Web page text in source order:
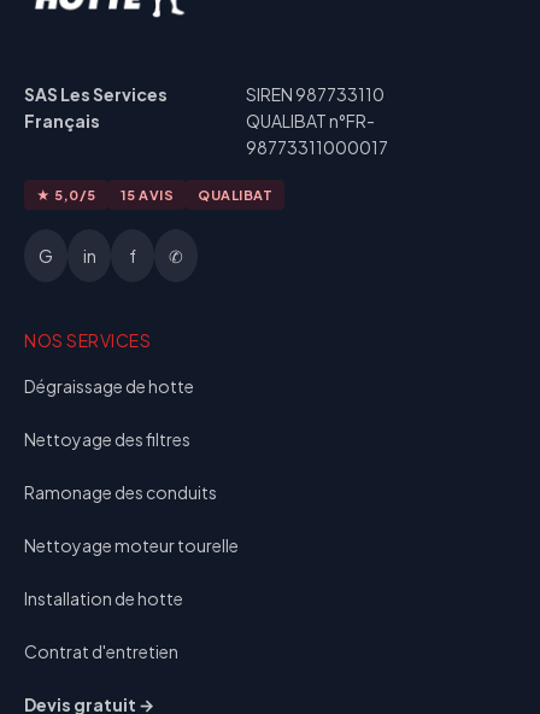
SAS Les Services
Français
SIREN 987733110
QUALIBAT n°FR-
98773311000017
★ 5,0/5 15 AVIS QUALIBAT
G in f ✆
NOS SERVICES
Dégraissage de hotte
Nettoyage des filtres
Ramonage des conduits
Nettoyage moteur tourelle
Installation de hotte
Contrat d'entretien
Devis gratuit →